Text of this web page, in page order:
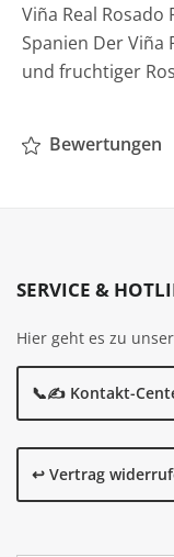
Viña Real Rosado
Spanien Der Viña
und fruchtiger
Bewertungen
SERVICE &
Hier geht es zu
📞✍️ Kontakt-
↩️ Vertrag